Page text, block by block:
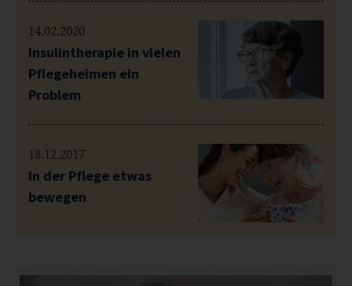
14.02.2020
Insulintherapie in vielen
Pflegeheimen ein
Problem
18.12.2017
In der Pflege etwas
bewegen